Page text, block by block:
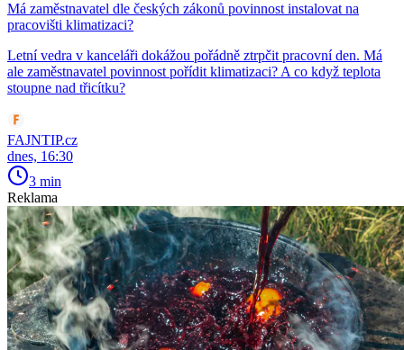
Má zaměstnavatel dle českých zákonů povinnost instalovat na
pracovišti klimatizaci?
Letní vedra v kanceláři dokážou pořádně ztrpčit pracovní den. Má
ale zaměstnavatel povinnost pořídit klimatizaci? A co když teplota
stoupne nad třicítku?
FAJNTIP.cz
dnes, 16:30
3 min
Reklama